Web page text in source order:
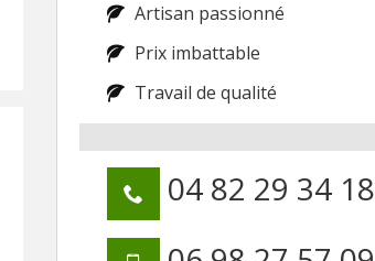
Artisan passionné
Prix imbattable
Travail de qualité
04 82 29 34 18